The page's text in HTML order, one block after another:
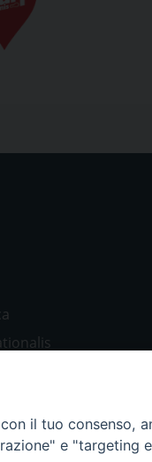
il tuo consenso,
e "targeting